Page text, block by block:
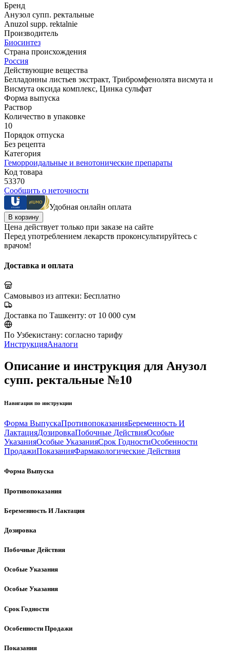
Бренд
Анузол супп. ректальные
Anuzol supp. rektalnie
Производитель
Биосинтез
Страна происхождения
Россия
Действующие вещества
Белладонны листьев экстракт, Трибромфенолята висмута и
Висмута оксида комплекс, Цинка сульфат
Форма выпуска
Раствор
Количество в упаковке
10
Порядок отпуска
Без рецепта
Категория
Геморроидальные и венотонические препараты
Код товара
53370
Сообщить о неточности
Удобная онлайн оплата
В корзину
Цена действует только при заказе на сайте
Перед употреблением лекарств проконсультируйтесь с
врачом!
Доставка и оплата
Самовывоз из аптеки: Бесплатно
Доставка по Ташкенту: от 10 000 сум
По Узбекистану: согласно тарифу
ИнструкцияАналоги
Описание и инструкция для Анузол
супп. ректальные №10
Навигация по инструкции
Форма ВыпускаПротивопоказанияБеременность И
ЛактацияДозировкаПобочные ДействияОсобые
УказанияОсобые УказанияСрок ГодностиОсобенности
ПродажиПоказанияФармакологические Действия
Форма Выпуска
Противопоказания
Беременность И Лактация
Дозировка
Побочные Действия
Особые Указания
Особые Указания
Срок Годности
Особенности Продажи
Показания